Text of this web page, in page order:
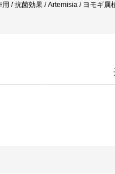
/ 抗菌効果 / Artemisia / ヨモギ属